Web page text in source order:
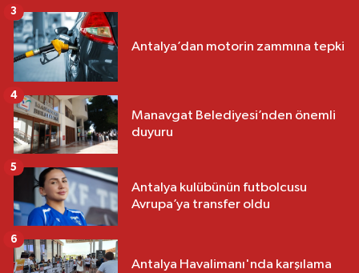
Antalya’dan motorin zammına tepki
3
Manavgat Belediyesi’nden önemli
duyuru
4
Antalya kulübünün futbolcusu
Avrupa’ya transfer oldu
5
Antalya Havalimanı'nda karşılama
6